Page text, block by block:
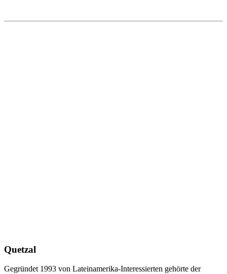
Quetzal
Gegründet 1993 von Lateinamerika-Interessierten gehörte der